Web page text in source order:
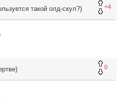
+4
такой олд-скул?)
0